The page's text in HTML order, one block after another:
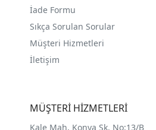
İade Formu
Sıkça Sorulan Sorular
Müşteri Hizmetleri
İletişim
MÜŞTERİ HİZMETLERİ
Kale Mah. Konya Sk. No:13/B